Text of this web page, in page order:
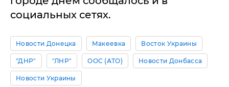
социальных сетях.
Новости Донецка Макеевка Восток Украины
"ДНР" "ЛНР" ООС (АТО) Новости Донбасса
Новости Украины